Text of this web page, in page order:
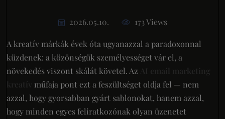
2026.05.10. 173 Views
A kreatív márkák évek óta ugyanazzal a paradoxonnal
küzdenek: a közönségük személyességet vár el, a
növekedés viszont skálát követel. Az AI email marketing
kreatív műfaja pont ezt a feszültséget oldja fel — nem
azzal, hogy gyorsabban gyárt sablonokat, hanem azzal,
hogy minden egyes feliratkozónak olyan üzenetet